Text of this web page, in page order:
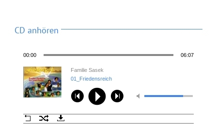
CD anhören
00:00 06:07
01_Friedensreich
Familie Sasek